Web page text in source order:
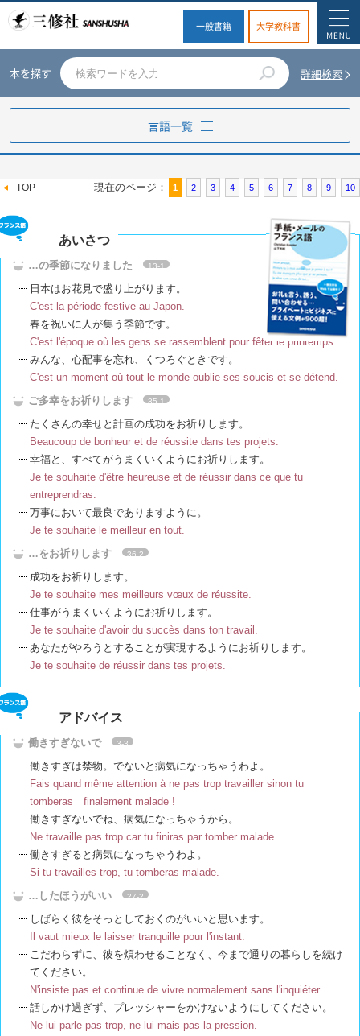
一般書籍 大学教科書
本を探す 詳細検索
言語一覧
ドイツ語
フランス語
スペイン語
イタリア語
ヨーロッパ諸語
韓国・朝鮮語
中国語
アジア諸語
日本語
TOP 1 2 3 4 5 6 7 8 9 10
現在のページ：
あいさつ
…の季節になりました 13-1
日本はお花見で盛り上がります。
C'est la période festive au Japon.
春を祝いに人が集う季節です。
C'est l'époque où les gens se rassemblent pour fêter le printemps.
みんな、心配事を忘れ、くつろぐときです。
C'est un moment où tout le monde oublie ses soucis et se détend.
ご多幸をお祈りします
35-1
たくさんの幸せと計画の成功をお祈りします。
Beaucoup de bonheur et de réussite dans tes projets.
幸福と、すべてがうまくいくようにお祈りします。
Je te souhaite d'être heureuse et de réussir dans ce que tu
entreprendras.
万事において最良でありますように。
Je te souhaite le meilleur en tout.
…をお祈りします
36-2
成功をお祈りします。
Je te souhaite mes meilleurs vœux de réussite.
仕事がうまくいくようにお祈りします。
Je te souhaite d'avoir du succès dans ton travail.
あなたがやろうとすることが実現するようにお祈りします。
Je te souhaite de réussir dans tes projets.
アドバイス
働きすぎないで 3-3
働きすぎは禁物。でないと病気になっちゃうわよ。
Fais quand même attention à ne pas trop travailler sinon tu
tomberas finalement malade !
働きすぎないでね、病気になっちゃうから。
Ne travaille pas trop car tu finiras par tomber malade.
働きすぎると病気になっちゃうわよ。
Si tu travailles trop, tu tomberas malade.
…したほうがいい
27-2
しばらく彼をそっとしておくのがいいと思います。
Il vaut mieux le laisser tranquille pour l'instant.
こだわらずに、彼を煩わせることなく、今まで通りの暮らしを続け
てください。
N'insiste pas et continue de vivre normalement sans l'inquiéter.
話しかけ過ぎず、プレッシャーをかけないようにしてください。
Ne lui parle pas trop, ne lui mais pas la pression.